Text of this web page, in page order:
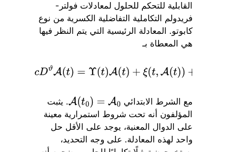
القابلية للتحكم للحلول لمعادلات فولتر-
فريدولم التكاملية التفاضلية الكسرية من نوع
كابوتو. المعادلة الرئيسية التي يتم النظر فيها
هي المعطاة بـ
DϑA (t )=Υ A(t ) +ξ t ,A ( ∫t 0 1( t, σ ,A
مع الشرط الابتدائي A(t0)= A0
. يثبت
المؤلفون أنه تحت شروط استمرارية معينة
على الدوال المعنية، يوجد على الأقل حل
واحد لهذه المعادلة. على وجه التحديد،